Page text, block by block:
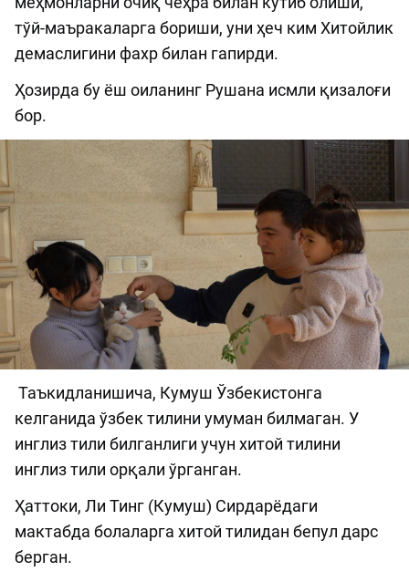
тўй-маъракаларга бориши, уни ҳеч ким Хитойлик
демаслигини фахр билан гапирди.
Ҳозирда бу ёш оиланинг Рушана исмли қизалоғи
бор.
Таъкидланишича, Кумуш Ўзбекистонга
келганида ўзбек тилини умуман билмаган. У
инглиз тили билганлиги учун хитой тилини
инглиз тили орқали ўрганган.
Ҳаттоки, Ли Тинг (Кумуш) Сирдарёдаги
мактабда болаларга хитой тилидан бепул дарс
берган.